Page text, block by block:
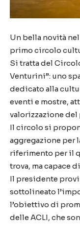
Un bella novità
primo circolo
Si tratta del
Venturini”: uno
dedicato alla
eventi e mostre,
valorizzazione
Il circolo si
aggregazione per
riferimento per il
trova, ma capace
Il presidente
sottolineato
l’obiettivo di
delle ACLI, che